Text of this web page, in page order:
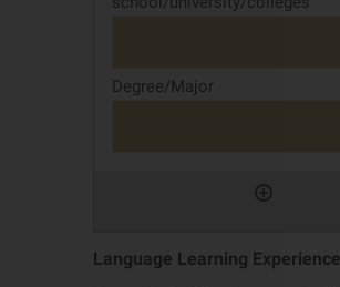
Language Learning Experience